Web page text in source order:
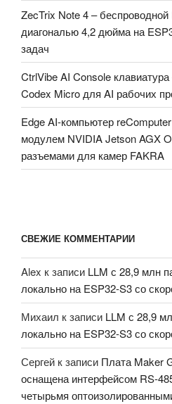
ZecTrix Note 4 –
диагональю 4,2 дюйма на
задач
CtrlVibe AI Console
Codex Micro для AI рабочих
Edge AI-компьютер
модулем NVIDIA Jetson AGX
разъемами для камер FAKRA
СВЕЖИЕ КОММЕНТАРИИ
Alex к записи LLM с 28,9 млн
локально на ESP32-S3 со
Михаил к записи LLM с 28,9
локально на ESP32-S3 со
Сергей к записи Плата Maker
оснащена интерфейсом RS-
четырьмя